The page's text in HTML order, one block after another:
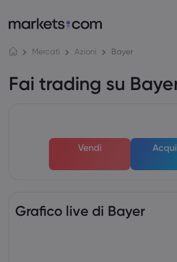
Mercati Azioni Bayer
Fai trading su
Vendi
Grafico live di Bayer